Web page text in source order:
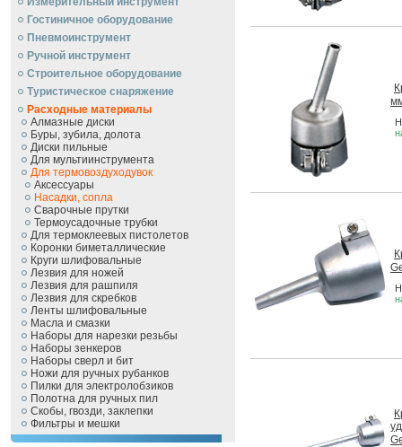
Гостиничное оборудование
Пневмоинструмент
Ручной инcтрумент
Строительное оборудование
Туристическое снаряжение
Расходные материалы
Алмазные диски
Буры, зубила, долота
Диски пильные
Для мультиинструмента
Для термовоздуходувок
Аксессуары
Насадки, сопла
Сварочные прутки
Термоусадочные трубки
Для термоклеевых пистолетов
Коронки биметаллические
Круги шлифовальные
Лезвия для ножей
Лезвия для рашпиля
Лезвия для скребков
Ленты шлифовальные
Масла и смазки
Наборы для нарезки резьбы
Наборы зенкеров
Наборы сверл и бит
Ножи для ручных рубанков
Пилки для электролобзиков
Полотна для ручных пил
Скобы, гвозди, заклепки
Фильтры и мешки